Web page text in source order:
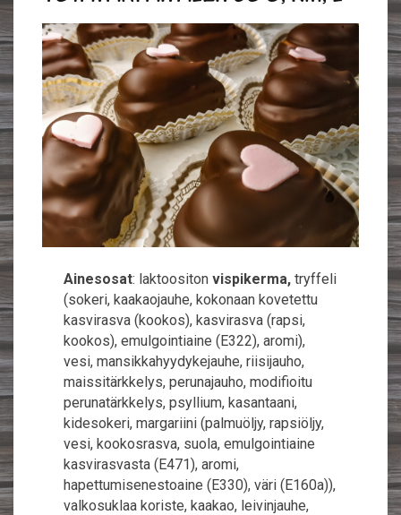
Ainesosat: laktoositon vispikerma, tryffeli
(sokeri, kaakaojauhe, kokonaan kovetettu
kasvirasva (kookos), kasvirasva (rapsi,
kookos), emulgointiaine (E322), aromi),
vesi, mansikkahyydykejauhe, riisijauho,
maissitärkkelys, perunajauho, modifioitu
perunatärkkelys, psyllium, kasantaani,
kidesokeri, margariini (palmuöljy, rapsiöljy,
vesi, kookosrasva, suola, emulgointiaine
kasvirasvasta (E471), aromi,
hapettumisenestoaine (E330), väri (E160a)),
valkosuklaa koriste, kaakao, leivinjauhe,